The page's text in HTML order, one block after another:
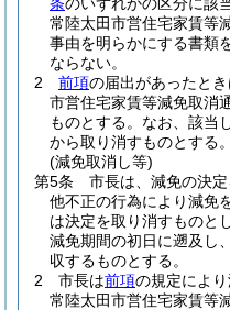
常陸太田市営住宅家賃等
事由を明らかにする書類
ならない。
2
前項の届出があったと
市営住宅家賃等減免取消
ものとする。 なお、該当
から取り消すものとする。
(減免取消し等)
第5条
市長は、減免の決
他不正の行為により減免
は決定を取り消すものと
減免期間の初日に遡及し
収するものとする。
2
市長は前項の規定により
常陸太田市営住宅家賃等